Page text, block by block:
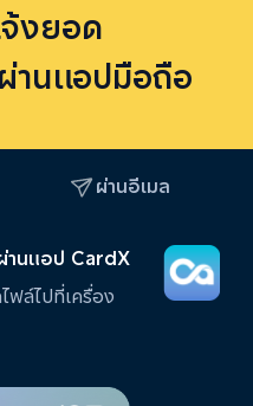
งยอด
านแอปมือถือ
ผ่านอีเมล
านแอป CardX
ฟล์ไปที่เครื่อง